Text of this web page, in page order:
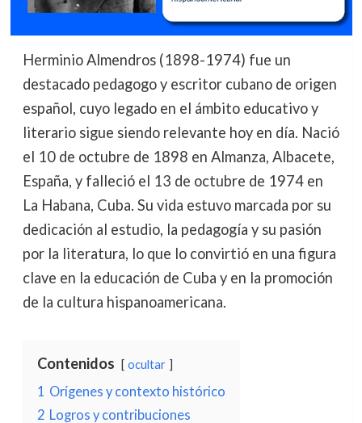
Herminio Almendros (1898-1974) fue un
destacado pedagogo y escritor cubano de origen
español, cuyo legado en el ámbito educativo y
literario sigue siendo relevante hoy en día. Nació
el 10 de octubre de 1898 en Almanza, Albacete,
España, y falleció el 13 de octubre de 1974 en
La Habana, Cuba. Su vida estuvo marcada por su
dedicación al estudio, la pedagogía y su pasión
por la literatura, lo que lo convirtió en una figura
clave en la educación de Cuba y en la promoción
de la cultura hispanoamericana.
Contenidos ocultar
1 Orígenes y contexto histórico
2 Logros y contribuciones